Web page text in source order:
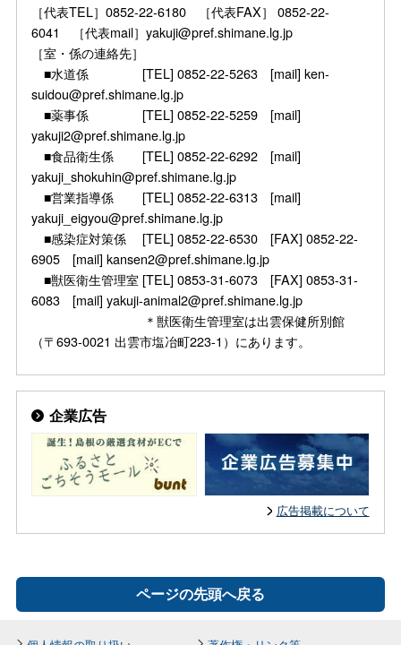
［代表TEL］0852-22-6180 ［代表FAX］ 0852-22-
6041 ［代表mail］yakuji@pref.shimane.lg.jp
［室・係の連絡先］
■水道係 [TEL] 0852-22-5263 [mail] ken-
suidou@pref.shimane.lg.jp
■薬事係 [TEL] 0852-22-5259 [mail]
yakuji2@pref.shimane.lg.jp
■食品衛生係 [TEL] 0852-22-6292 [mail]
yakuji_shokuhin@pref.shimane.lg.jp
■営業指導係 [TEL] 0852-22-6313 [mail]
yakuji_eigyou@pref.shimane.lg.jp
■感染症対策係 [TEL] 0852-22-6530 [FAX] 0852-22-
6905 [mail] kansen2@pref.shimane.lg.jp
■獣医衛生管理室 [TEL] 0853-31-6073 [FAX] 0853-31-
6083 [mail] yakuji-animal2@pref.shimane.lg.jp
＊獣医衛生管理室は出雲保健所別館
（〒693-0021 出雲市塩冶町223-1）にあります。
企業広告
広告掲載について
ページの先頭へ戻る